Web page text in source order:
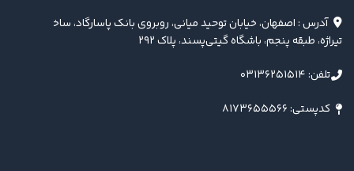
آدرس : اصفهان، خیابان توحید میانی، روبروی بانک پاسارگاد، ساختمان
تیراژه، طبقه پنجم، باشگاه گیتی‌پسند، پلاک ۲۹۲
تلفن: ۰۳۱۳۶۲۵۱۵۱۴
کدپستی: ۸۱۷۳۶۵۵۵۶۶